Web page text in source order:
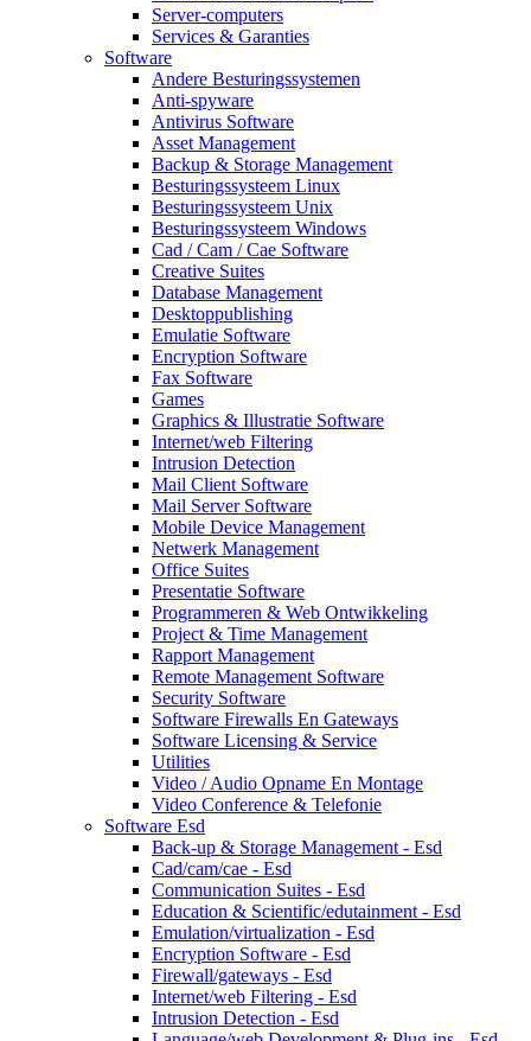
Server-computers
Services & Garanties
Software
Andere Besturingssystemen
Anti-spyware
Antivirus Software
Asset Management
Backup & Storage Management
Besturingssysteem Linux
Besturingssysteem Unix
Besturingssysteem Windows
Cad / Cam / Cae Software
Creative Suites
Database Management
Desktoppublishing
Emulatie Software
Encryption Software
Fax Software
Games
Graphics & Illustratie Software
Internet/web Filtering
Intrusion Detection
Mail Client Software
Mail Server Software
Mobile Device Management
Netwerk Management
Office Suites
Presentatie Software
Programmeren & Web Ontwikkeling
Project & Time Management
Rapport Management
Remote Management Software
Security Software
Software Firewalls En Gateways
Software Licensing & Service
Utilities
Video / Audio Opname En Montage
Video Conference & Telefonie
Software Esd
Back-up & Storage Management - Esd
Cad/cam/cae - Esd
Communication Suites - Esd
Education & Scientific/edutainment - Esd
Emulation/virtualization - Esd
Encryption Software - Esd
Firewall/gateways - Esd
Internet/web Filtering - Esd
Intrusion Detection - Esd